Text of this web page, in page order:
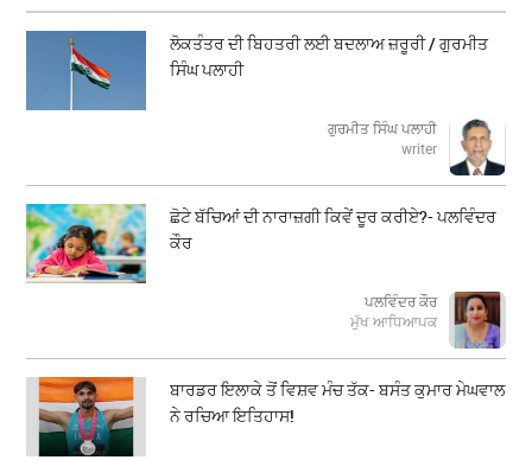
ਲੋਕਤੰਤਰ ਦੀ ਬਿਹਤਰੀ ਲਈ ਬਦਲਾਅ ਜ਼ਰੂਰੀ / ਗੁਰਮੀਤ
ਸਿੰਘ ਪਲਾਹੀ
ਗੁਰਮੀਤ ਸਿੰਘ ਪਲਾਹੀ
writer
ਛੋਟੇ ਬੱਚਿਆਂ ਦੀ ਨਾਰਾਜ਼ਗੀ ਕਿਵੇਂ ਦੂਰ ਕਰੀਏ?- ਪਲਵਿੰਦਰ
ਕੌਰ
ਪਲਵਿੰਦਰ ਕੌਰ
ਮੁੱਖ ਆਧਿਆਪਕ
ਬਾਰਡਰ ਇਲਾਕੇ ਤੋਂ ਵਿਸ਼ਵ ਮੰਚ ਤੱਕ- ਬਸੰਤ ਕੁਮਾਰ ਮੇਘਵਾਲ
ਨੇ ਰਚਿਆ ਇਤਿਹਾਸ!